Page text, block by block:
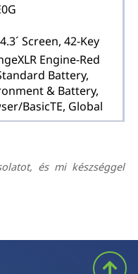
Screen, 42-Key
Engine-Red
Battery,
& Battery,
BasicTE, Global
és mi készséggel